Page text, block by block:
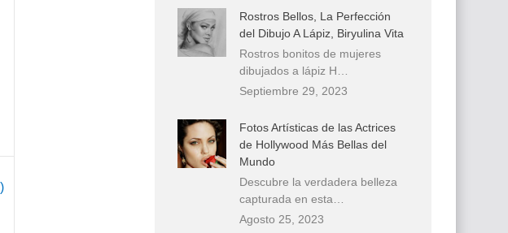
Rostros Bellos, La Perfección
del Dibujo A Lápiz, Biryulina Vita
Rostros bonitos de mujeres
dibujados a lápiz H…
Septiembre 29, 2023
Fotos Artísticas de las Actrices
de Hollywood Más Bellas del
Mundo
Descubre la verdadera belleza
capturada en esta…
Agosto 25, 2023